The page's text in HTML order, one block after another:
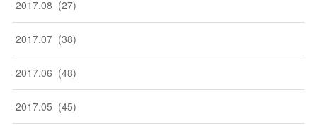
2017.08 (27)
2017.07 (38)
2017.06 (48)
2017.05 (45)